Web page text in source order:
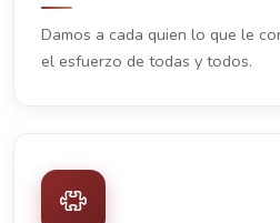
Damos a cada quien lo que le
el esfuerzo de todas y todos.